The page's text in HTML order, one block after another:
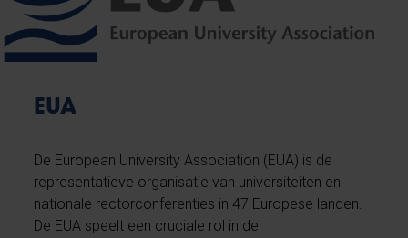
EUA
De European University Association (EUA) is de
representatieve organisatie van universiteiten en
nationale rectorconferenties in 47 Europese landen.
De EUA speelt een cruciale rol in de